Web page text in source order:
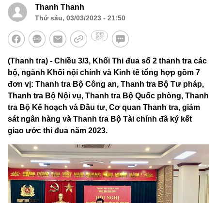
Thanh Thanh
Thứ sáu, 03/03/2023 - 21:50
(Thanh tra) - Chiều 3/3, Khối Thi đua số 2 thanh tra các
bộ, ngành Khối nội chính và Kinh tế tổng hợp gồm 7
đơn vị: Thanh tra Bộ Công an, Thanh tra Bộ Tư pháp,
Thanh tra Bộ Nội vụ, Thanh tra Bộ Quốc phòng, Thanh
tra Bộ Kế hoạch và Đầu tư, Cơ quan Thanh tra, giám
sát ngân hàng và Thanh tra Bộ Tài chính đã ký kết
giao ước thi đua năm 2023.